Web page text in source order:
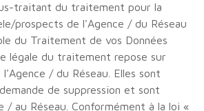
traitant du traitement pour la
prospects de l'Agence / du Réseau
du Traitement de vos Données
légale du traitement repose sur
/ du Réseau. Elles sont
de suppression et sont
/ au Réseau. Conformément à la loi «